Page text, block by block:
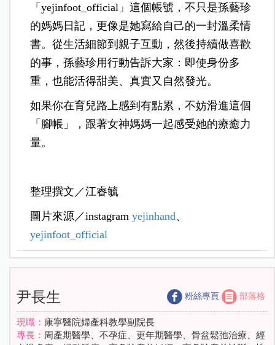
「yejinfoot_official」這個帳號，不只是孫藝珍
的媽媽日記，更像是她寫給自己的一封溫柔情
書。從生活細節到親子互動，然後持續做喜歡
的事，孫藝珍用行動告訴大家：即使身份多
重，也能活得甜美、真實又自然發光。
如果你在育兒路上感到有點累，不妨滑進這個
「腳帳」，跟著女神媽媽一起感受她的療癒力
量。
整理撰文／江睿毓
圖片來源／instagramyejinhand、
yejinfoot_official
尹長生 粉絲專頁 部落格
現職： 康寧醫院婦產科教學副院長
專長： 周產期醫學、不孕症、更年期醫學、骨盆鬆弛治療、經